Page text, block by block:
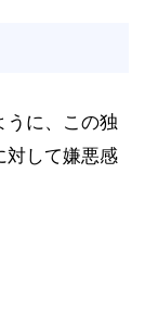
うに、この独
対して嫌悪感